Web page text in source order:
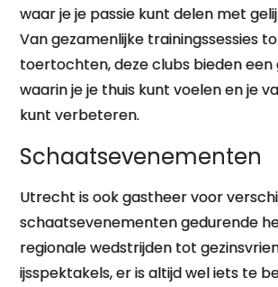
waar je je passie kunt delen met
Van gezamenlijke trainingssessies
toertochten, deze clubs bieden
waarin je je thuis kunt voelen en je
kunt verbeteren.
Schaatsevenementen
Utrecht is ook gastheer voor
schaatsevenementen gedurende
regionale wedstrijden tot
ijsspektakels, er is altijd wel iets te